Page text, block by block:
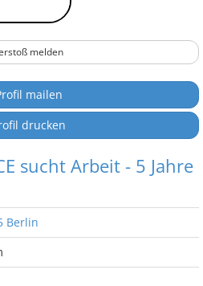
melden
mailen
drucken
sucht Arbeit - 5 Jahre
Berlin